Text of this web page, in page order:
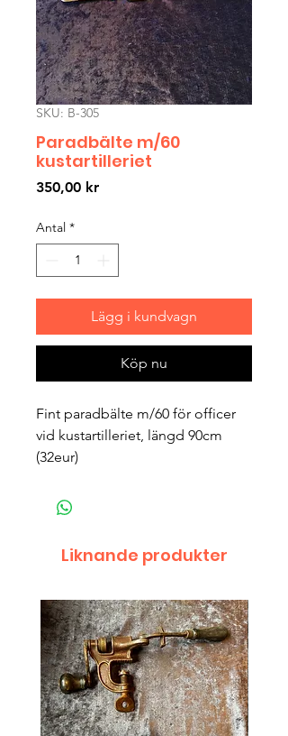
SKU: B-305
Paradbälte m/60
kustartilleriet
350,00 krPris
Antal *
Lägg i kundvagn
Köp nu
Fint paradbälte m/60 för officer
vid kustartilleriet, längd 90cm
(32eur)
Liknande produkter